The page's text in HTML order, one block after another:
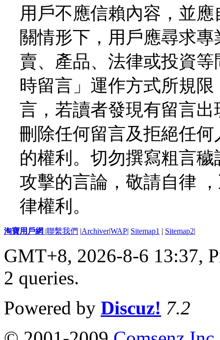
用戶不應信賴內容，並
關情形下，用戶應尋求
賣、產品、法律或投資
時留言」運作方式所規
言，若讀者發現有留言
刪除任何留言及拒絕任
的權利。切勿撰寫粗言
攻擊的言論，敬請自律
律權利。
淘寶用戶網 |聯繫我們 |Archiver|WAP| Sitemap1 | Sitemap2|
GMT+8, 2026-8-6 13:37,
2 queries.
Powered by Discuz! 7.2